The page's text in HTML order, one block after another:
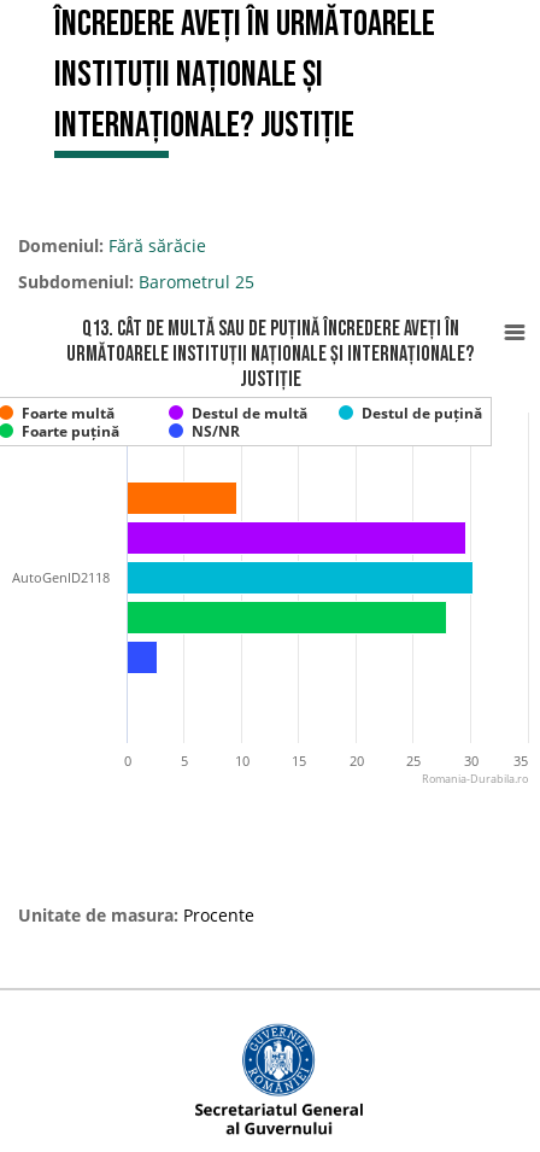
încredere aveți în următoarele
instituții naționale și
internaționale? Justiție
Domeniul: Fără sărăcie
Subdomeniul: Barometrul 25
Q13. Cât de multă sau de puțină încredere aveți în
următoarele instituții naționale și internaționale?
Justiție
Foarte multă Destul de multă
Destul de puțină
Foarte puțină
NS/NR
AutoGenID2118
0 5 10 15 20 25 30 35
Romania-Durabila.ro
Unitate de masura: Procente